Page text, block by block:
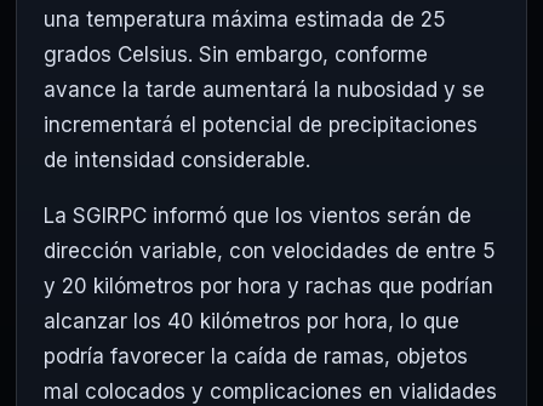
una temperatura máxima estimada de 25
grados Celsius. Sin embargo, conforme
avance la tarde aumentará la nubosidad y se
incrementará el potencial de precipitaciones
de intensidad considerable.
La SGIRPC informó que los vientos serán de
dirección variable, con velocidades de entre 5
y 20 kilómetros por hora y rachas que podrían
alcanzar los 40 kilómetros por hora, lo que
podría favorecer la caída de ramas, objetos
mal colocados y complicaciones en vialidades